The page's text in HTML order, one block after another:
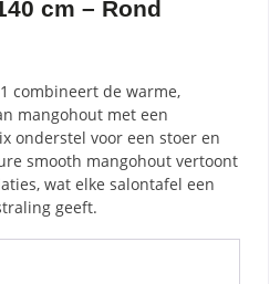
cm – Rond
combineert de warme,
mangohout met een
onderstel voor een stoer en
smooth mangohout vertoont
wat elke salontafel een
geeft.